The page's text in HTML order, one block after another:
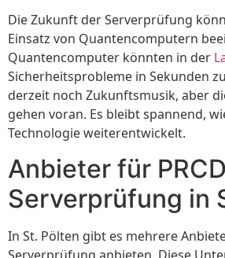
Die Zukunft der Serverprüfung
Einsatz von Quantencomputern
Quantencomputer könnten in der
Sicherheitsprobleme in Sekunden
derzeit noch Zukunftsmusik, aber
gehen voran. Es bleibt spannend,
Technologie weiterentwickelt.
Anbieter für
Serverprüfung in
In St. Pölten gibt es mehrere